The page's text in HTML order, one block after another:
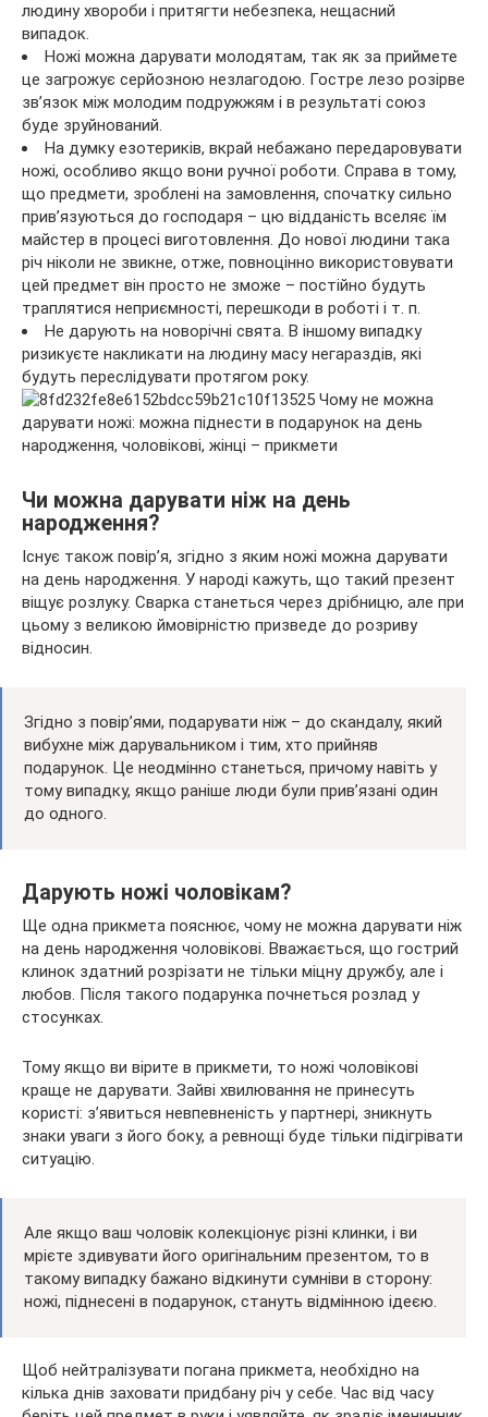
людину хвороби і притягти небезпека, нещасний
випадок.
Ножі можна дарувати молодятам, так як за приймете
це загрожує серйозною незлагодою. Гостре лезо розірве
зв’язок між молодим подружжям і в результаті союз
буде зруйнований.
На думку езотериків, вкрай небажано передаровувати
ножі, особливо якщо вони ручної роботи. Справа в тому,
що предмети, зроблені на замовлення, спочатку сильно
прив’язуються до господаря – цю відданість вселяє їм
майстер в процесі виготовлення. До нової людини така
річ ніколи не звикне, отже, повноцінно використовувати
цей предмет він просто не зможе – постійно будуть
траплятися неприємності, перешкоди в роботі і т. п.
Не дарують на новорічні свята. В іншому випадку
ризикуєте накликати на людину масу негараздів, які
будуть переслідувати протягом року.
Чи можна дарувати ніж на день
народження?
Існує також повір’я, згідно з яким ножі можна дарувати
на день народження. У народі кажуть, що такий презент
віщує розлуку. Сварка станеться через дрібницю, але при
цьому з великою ймовірністю призведе до розриву
відносин.
Згідно з повір’ями, подарувати ніж – до скандалу, який
вибухне між дарувальником і тим, хто прийняв
подарунок. Це неодмінно станеться, причому навіть у
тому випадку, якщо раніше люди були прив’язані один
до одного.
Дарують ножі чоловікам?
Ще одна прикмета пояснює, чому не можна дарувати ніж
на день народження чоловікові. Вважається, що гострий
клинок здатний розрізати не тільки міцну дружбу, але і
любов. Після такого подарунка почнеться розлад у
стосунках.
Тому якщо ви вірите в прикмети, то ножі чоловікові
краще не дарувати. Зайві хвилювання не принесуть
користі: з’явиться невпевненість у партнері, зникнуть
знаки уваги з його боку, а ревнощі буде тільки підігрівати
ситуацію.
Але якщо ваш чоловік колекціонує різні клинки, і ви
мрієте здивувати його оригінальним презентом, то в
такому випадку бажано відкинути сумніви в сторону:
ножі, піднесені в подарунок, стануть відмінною ідеєю.
Щоб нейтралізувати погана прикмета, необхідно на
кілька днів заховати придбану річ у себе. Час від часу